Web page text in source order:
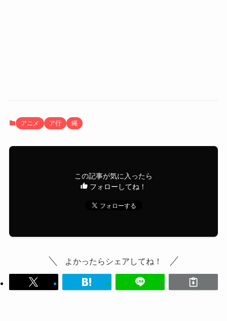
アニメ ア行 縄
この記事が気に入ったら
フォローしてね！
よかったらシェアしてね！